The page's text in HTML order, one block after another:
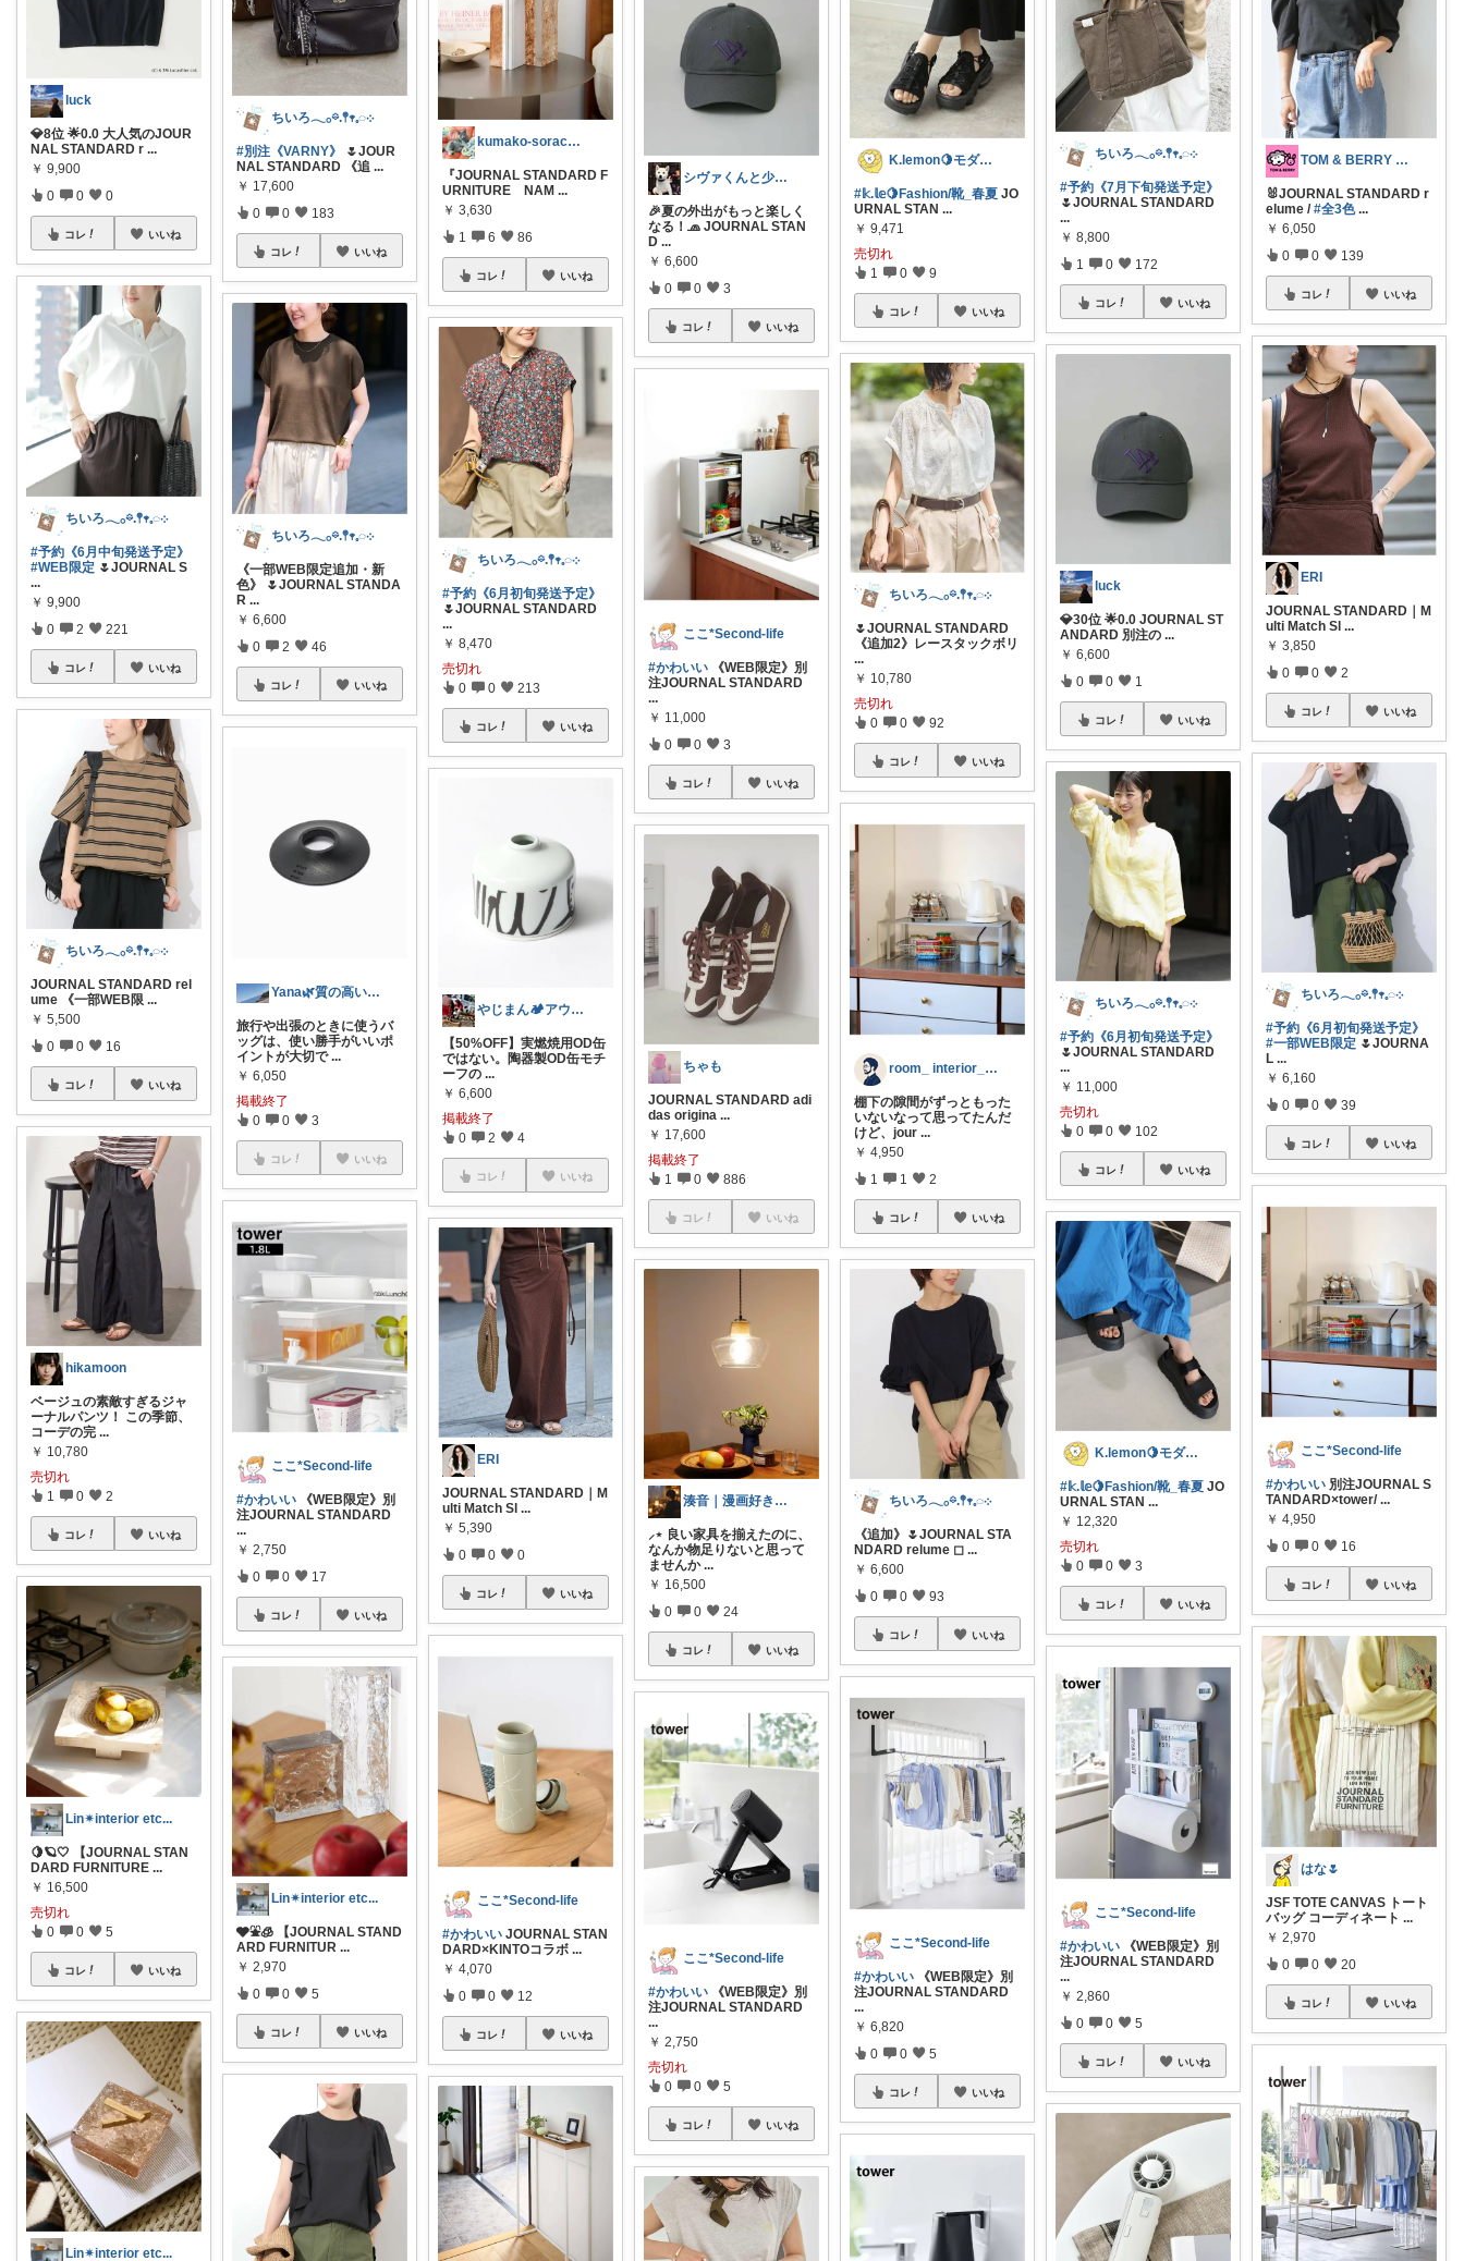
luck
💎8位 🌟0.0 大人気のJOUR
NAL STANDARD r ...
￥ 9,900
0 0 0
コレ いいね
ちいろ𓂃𓂂𖡼.𖤣𖥧𓈒◌܀
#予約《6月中旬発送予定》
#WEB限定 🌷JOURNAL S
...
￥ 9,900
0 2 221
コレ いいね
ちいろ𓂃𓂂𖡼.𖤣𖥧𓈒◌܀
JOURNAL STANDARD rel
ume 《一部WEB限 ...
￥ 5,500
0 0 16
コレ いいね
hikamoon
ベージュの素敵すぎるジャ
ーナルパンツ！ この季節、
コーデの完 ...
￥ 10,780
売切れ
1 0 2
コレ いいね
Lin✴︎interior etc...
🍋🪐🤍 【JOURNAL STAN
DARD FURNITURE ...
￥ 16,500
売切れ
0 0 5
コレ いいね
Lin✴︎interior etc...
ちいろ𓂃𓂂𖡼.𖤣𖥧𓈒◌܀
#別注《VARNY》
🌷JOUR
NAL STANDARD 《追 ...
￥ 17,600
0 0 183
コレ いいね
ちいろ𓂃𓂂𖡼.𖤣𖥧𓈒◌܀
《一部WEB限定追加・新
色》 🌷JOURNAL STANDA
R ...
￥ 6,600
0 2 46
コレ いいね
Yana🌿質の高い暮らしのROOM
旅行や出張のときに使うバ
ッグは、使い勝手がいいポ
イントが大切で ...
￥ 6,050
掲載終了
0 0 3
コレ いいね
ここ*Second-life
#かわいい 《WEB限定》別
注JOURNAL STANDARD
...
￥ 2,750
0 0 17
コレ いいね
Lin✴︎interior etc...
🩶⛲️🧊 【JOURNAL STAND
ARD FURNITUR ...
￥ 2,970
0 0 5
コレ いいね
kumako-sorachloeAsh
『JOURNAL STANDARD F
URNITURE NAM ...
￥ 3,630
1 6 86
コレ いいね
ちいろ𓂃𓂂𖡼.𖤣𖥧𓈒◌܀
#予約《6月初旬発送予定》
🌷JOURNAL STANDARD
...
￥ 8,470
売切れ
0 0 213
コレ いいね
やじまん🏕️アウトドア用品セール情報
【50%OFF】実燃焼用OD缶
ではない。陶器製OD缶モチ
ーフの ...
￥ 6,600
掲載終了
0 2 4
コレ いいね
ERI
JOURNAL STANDARD｜M
ulti Match Sl ...
￥ 5,390
0 0 0
コレ いいね
ここ*Second-life
#かわいい JOURNAL STAN
DARD×KINTOコラボ ...
￥ 4,070
0 0 12
コレ いいね
シヴァくんと少佐のROOM
🎉夏の外出がもっと楽しく
なる！🧢 JOURNAL STAN
D ...
￥ 6,600
0 0 3
コレ いいね
ここ*Second-life
#かわいい 《WEB限定》別
注JOURNAL STANDARD
...
￥ 11,000
0 0 3
コレ いいね
ちゃも
JOURNAL STANDARD adi
das origina ...
￥ 17,600
掲載終了
1 0 886
コレ いいね
湊音｜漫画好きの癒しの部屋
⸝⋆ 良い家具を揃えたのに、
なんか物足りないと思って
ませんか ...
￥ 16,500
0 0 24
コレ いいね
ここ*Second-life
#かわいい 《WEB限定》別
注JOURNAL STANDARD
...
￥ 2,750
売切れ
0 0 5
コレ いいね
K.lemon🍋モダン+家事楽+🐶
#𝕜.𝕝𝕖🍋Fashion/靴_春夏 JO
URNAL STAN ...
￥ 9,471
売切れ
1 0 9
コレ いいね
ちいろ𓂃𓂂𖡼.𖤣𖥧𓈒◌܀
🌷JOURNAL STANDARD
《追加2》レースタックボリ
...
￥ 10,780
売切れ
0 0 92
コレ いいね
room_ interior_nairo
棚下の隙間がずっともった
いないなって思ってたんだ
けど、jour ...
￥ 4,950
1 1 2
コレ いいね
ちいろ𓂃𓂂𖡼.𖤣𖥧𓈒◌܀
《追加》🌷JOURNAL STA
NDARD relume ◻︎ ...
￥ 6,600
0 0 93
コレ いいね
ここ*Second-life
#かわいい 《WEB限定》別
注JOURNAL STANDARD
...
￥ 6,820
0 0 5
コレ いいね
ちいろ𓂃𓂂𖡼.𖤣𖥧𓈒◌܀
#予約《7月下旬発送予定》
🌷JOURNAL STANDARD
...
￥ 8,800
1 0 172
コレ いいね
luck
💎30位 🌟0.0 JOURNAL ST
ANDARD 別注の ...
￥ 6,600
0 0 1
コレ いいね
ちいろ𓂃𓂂𖡼.𖤣𖥧𓈒◌܀
#予約《6月初旬発送予定》
🌷JOURNAL STANDARD
...
￥ 11,000
売切れ
0 0 102
コレ いいね
K.lemon🍋モダン+家事楽+🐶
#𝕜.𝕝𝕖🍋Fashion/靴_春夏 JO
URNAL STAN ...
￥ 12,320
売切れ
0 0 3
コレ いいね
ここ*Second-life
#かわいい 《WEB限定》別
注JOURNAL STANDARD
...
￥ 2,860
0 0 5
コレ いいね
TOM & BERRY 🐶🐰💕
🐰JOURNAL STANDARD r
elume /#全3色 ...
￥ 6,050
0 0 139
コレ いいね
ERI
JOURNAL STANDARD｜M
ulti Match Sl ...
￥ 3,850
0 0 2
コレ いいね
ちいろ𓂃𓂂𖡼.𖤣𖥧𓈒◌܀
#予約《6月初旬発送予定》
#一部WEB限定 🌷JOURNA
L ...
￥ 6,160
0 0 39
コレ いいね
ここ*Second-life
#かわいい 別注JOURNAL S
TANDARD×tower/ ...
￥ 4,950
0 0 16
コレ いいね
はな🌷
JSF TOTE CANVAS トート
バッグ コーディネート ...
￥ 2,970
0 0 20
コレ いいね